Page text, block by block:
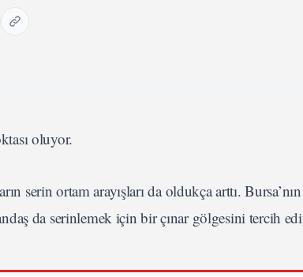
oluyor.
serin ortam arayışları da oldukça arttı.
da serinlemek için bir çınar gölgesini tercih